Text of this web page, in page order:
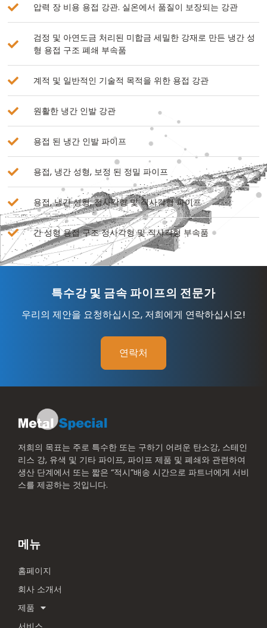
압력 장 비용 용접 강관. 실온에서 품질이 보장되는 강관
검정 및 아연도금 처리된 미합금 세밀한 강재로 만든 냉간 성
형 용접 구조 폐쇄 부속품
계적 및 일반적인 기술적 목적을 위한 용접 강관
원활한 냉간 인발 강관
용접 된 냉간 인발 파이프
용접, 냉간 성형, 보정 된 정밀 파이프
용접, 냉간 성형, 정사각형 및 직사각형 파이프
간 성형 용접 구조 정사각형 및 직사각형 부속품
특수강 및 금속 파이프의 전문가
우리의 제안을 요청하십시오, 저희에게 연락하십시오!
연락처
저희의 목표는 주로 특수한 또는 구하기 어려운 탄소강, 스테인
리스 강, 유색 및 기타 파이프, 파이프 제품 및 폐쇄와 관련하여
생산 단계에서 또는 짧은 “적시”배송 시간으로 파트너에게 서비
스를 제공하는 것입니다.
메뉴
홈페이지
회사 소개서
제품